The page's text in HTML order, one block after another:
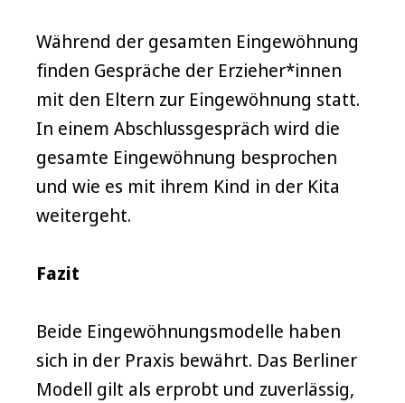
Während der gesamten Eingewöhnung
finden Gespräche der Erzieher*innen
mit den Eltern zur Eingewöhnung statt.
In einem Abschlussgespräch wird die
gesamte Eingewöhnung besprochen
und wie es mit ihrem Kind in der Kita
weitergeht.
Fazit
Beide Eingewöhnungsmodelle haben
sich in der Praxis bewährt. Das Berliner
Modell gilt als erprobt und zuverlässig,